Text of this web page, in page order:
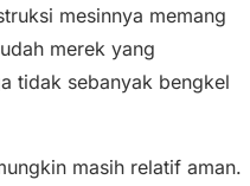
mesinnya memang
merek yang
tidak sebanyak bengkel
masih relatif aman.